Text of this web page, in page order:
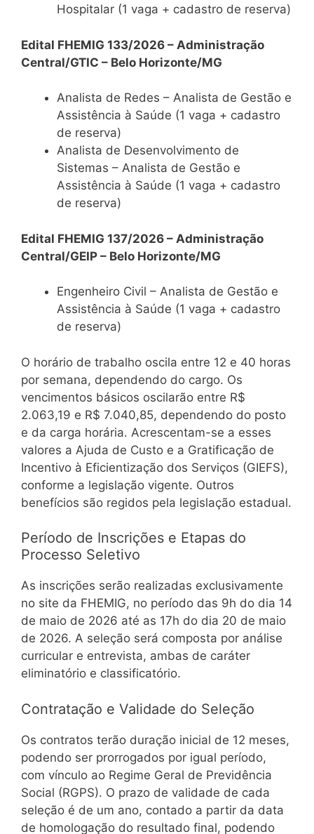
Hospitalar (1 vaga + cadastro de reserva)
Edital FHEMIG 133/2026 – Administração
Central/GTIC – Belo Horizonte/MG
Analista de Redes – Analista de Gestão e
Assistência à Saúde (1 vaga + cadastro
de reserva)
Analista de Desenvolvimento de
Sistemas – Analista de Gestão e
Assistência à Saúde (1 vaga + cadastro
de reserva)
Edital FHEMIG 137/2026 – Administração
Central/GEIP – Belo Horizonte/MG
Engenheiro Civil – Analista de Gestão e
Assistência à Saúde (1 vaga + cadastro
de reserva)
O horário de trabalho oscila entre 12 e 40 horas
por semana, dependendo do cargo. Os
vencimentos básicos oscilarão entre R$
2.063,19 e R$ 7.040,85, dependendo do posto
e da carga horária. Acrescentam-se a esses
valores a Ajuda de Custo e a Gratificação de
Incentivo à Eficientização dos Serviços (GIEFS),
conforme a legislação vigente. Outros
benefícios são regidos pela legislação estadual.
Período de Inscrições e Etapas do
Processo Seletivo
As inscrições serão realizadas exclusivamente
no site da FHEMIG, no período das 9h do dia 14
de maio de 2026 até as 17h do dia 20 de maio
de 2026. A seleção será composta por análise
curricular e entrevista, ambas de caráter
eliminatório e classificatório.
Contratação e Validade do Seleção
Os contratos terão duração inicial de 12 meses,
podendo ser prorrogados por igual período,
com vínculo ao Regime Geral de Previdência
Social (RGPS). O prazo de validade de cada
seleção é de um ano, contado a partir da data
de homologação do resultado final, podendo